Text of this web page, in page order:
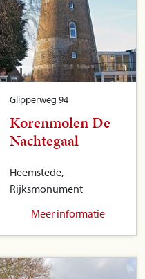
Glipperweg 94
Korenmolen De
Nachtegaal
Heemstede,
Rijksmonument
Meer informatie